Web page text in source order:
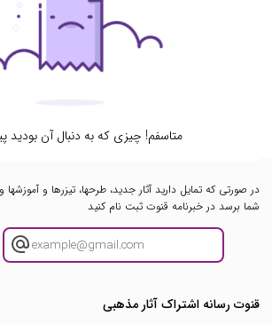
متاسفم! چیزی که به دنبال آن بودید
در صورتی که تمایل دارید آثار جدید، طرحها، تیزرها و
شما برسد در خبرنامه قنوت ثبت نام کنید
قنوت رسانه اشتراک آثار مذهبی